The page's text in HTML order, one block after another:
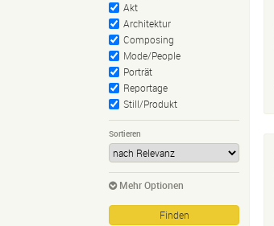
Akt
Architektur
Composing
Mode/People
Porträt
Reportage
Still/Produkt
Sortieren
Mehr Optionen